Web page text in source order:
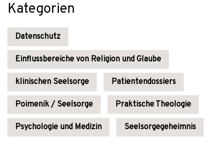
Kategorien
Datenschutz
Einflussbereiche von Religion und Glaube
klinischen Seelsorge Patientendossiers
Poimenik / Seelsorge Praktische Theologie
Psychologie und Medizin Seelsorgegeheimnis